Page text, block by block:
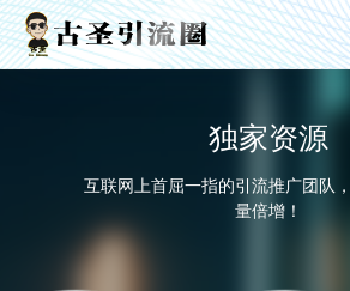
独家资源
互联网上首屈一指的引流推广团队
量倍增！